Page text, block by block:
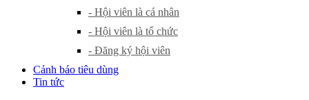
- Hội viên là cá nhân
- Hội viên là tổ chức
- Đăng ký hội viên
Cảnh báo tiêu dùng
Tin tức